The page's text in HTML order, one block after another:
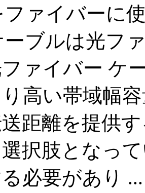
ファイバーに
ーブルは光フ
ァイバー ケ
高い帯域幅
距離を提供
択肢となっ
必要があり ...